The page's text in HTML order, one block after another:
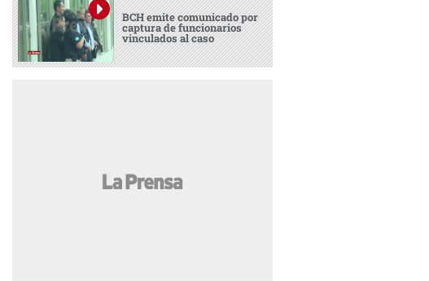
BCH emite comunicado por
captura de funcionarios
vinculados al caso